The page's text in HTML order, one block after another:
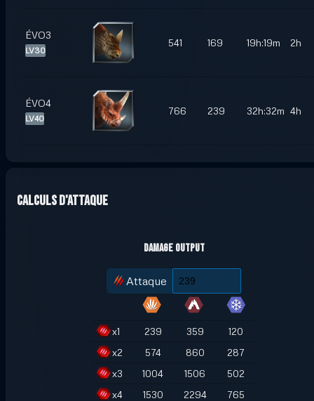
ÉVO3
LV30
541 169 19h:19m 2h
ÉVO4
LV40
766 239 32h:32m 4h
Calculs d'attaque
Damage Output
Attaque
x1 239 359
120
x2 574 860
287
x3 1004 1506
502
x4 1530 2294
765